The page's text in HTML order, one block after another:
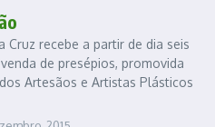
Cruz recebe a partir de dia seis
de presépios, promovida
Artesãos e Artistas Plásticos